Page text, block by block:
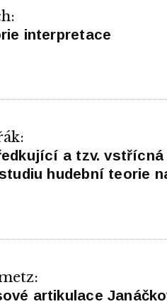
interpretace
a tzv. vstřícná
hudební teorie
artikulace